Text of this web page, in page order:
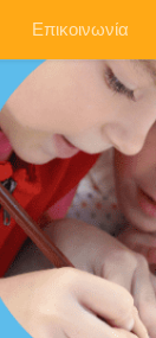
Επικοινωνία